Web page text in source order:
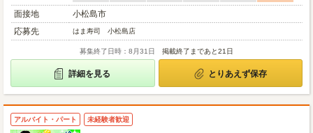
面接地
小松島市
応募先
はま寿司 小松島店
募集終了日時：8月31日 掲載終了まであと21日
詳細を見る とりあえず保存
アルバイト・パート 未経験者歓迎